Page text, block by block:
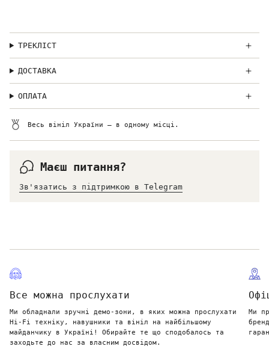
ТРЕКЛІСТ
ДОСТАВКА
ОПЛАТА
Весь вініл України — в одному місці.
Маєш питання?
Зв'язатись з підтримкою в Telegram
Все можна прослухати
Ми обладнали зручні демо-зони, в яких можна прослухати
Hi-Fi техніку, навушники та вініл на найбільшому
майданчику в Україні! Обирайте те що сподобалось та
заходьте до нас за власним досвідом.
Ми